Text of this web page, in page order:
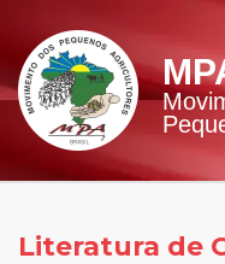
Literatura de